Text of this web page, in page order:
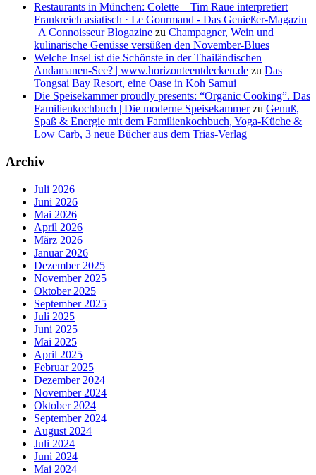
Restaurants in München: Colette – Tim Raue interpretiert
Frankreich asiatisch · Le Gourmand - Das Genießer-Magazin
| A Connoisseur Blogazine zu Champagner, Wein und
kulinarische Genüsse versüßen den November-Blues
Welche Insel ist die Schönste in der Thailändischen
Andamanen-See? | www.horizonteentdecken.de zu Das
Tongsai Bay Resort, eine Oase in Koh Samui
Die Speisekammer proudly presents: “Organic Cooking”. Das
Familienkochbuch | Die moderne Speisekammerzu Genuß,
Spaß & Energie mit dem Familienkochbuch, Yoga-Küche &
Low Carb, 3 neue Bücher aus dem Trias-Verlag
Archiv
Juli 2026
Juni 2026
Mai 2026
April 2026
März 2026
Januar 2026
Dezember 2025
November 2025
Oktober 2025
September 2025
Juli 2025
Juni 2025
Mai 2025
April 2025
Februar 2025
Dezember 2024
November 2024
Oktober 2024
September 2024
August 2024
Juli 2024
Juni 2024
Mai 2024